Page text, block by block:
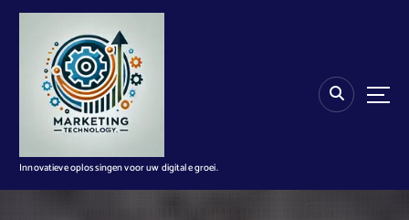
n
Innovatieve oplossingen voor uw digitale groei.